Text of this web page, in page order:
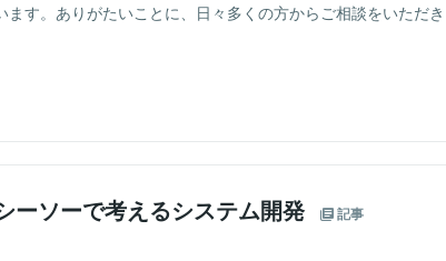
す。ありがたいことに、日々多くの方からご相談をいただき
ーソーで考えるシステム開発 記事